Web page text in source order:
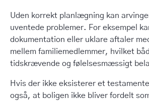
Uden korrekt planlægning kan
uventede problemer. For eksempel
dokumentation eller uklare aftaler
mellem familiemedlemmer, hvilket
tidskrævende og følelsesmæssigt
Hvis der ikke eksisterer et
også, at boligen ikke bliver fordelt